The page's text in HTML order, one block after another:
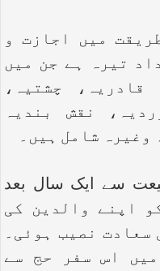
میں اجازت و
تیرہ ہے جن میں
چشتیہ،
نقش بندیہ
وغیرہ شامل ہیں۔
سے ایک سال بعد
آپ کو اپنے والدین کی
سعادت نصیب ہوئی۔
میں اس سفر حج سے